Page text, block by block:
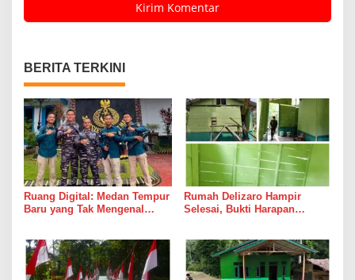
BERITA TERKINI
Ruang Digital: Medan Tempur
Baru yang Tak Mengenal
Rumah Delizaro Hampir
Selesai, Bukti Harapan